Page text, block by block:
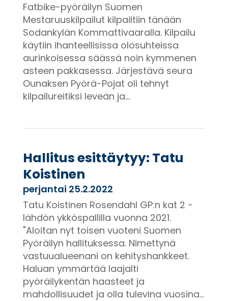
Fatbike-pyöräilyn Suomen
Mestaruuskilpailut kilpailtiin tänään
Sodankylän Kommattivaaralla. Kilpailu
käytiin ihanteellisissa olosuhteissa
aurinkoisessa säässä noin kymmenen
asteen pakkasessa. Järjestävä seura
Ounaksen Pyörä-Pojat oli tehnyt
kilpailureitiksi leveän ja...
Hallitus esittäytyy: Tatu
Koistinen
perjantai 25.2.2022
Tatu Koistinen Rosendahl GP:n kat 2 -
lähdön ykköspallilla vuonna 2021.
"Aloitan nyt toisen vuoteni Suomen
Pyöräilyn hallituksessa. Nimettynä
vastuualueenani on kehityshankkeet.
Haluan ymmärtää laajalti
pyöräilykentän haasteet ja
mahdollisuudet ja olla tulevina vuosina...